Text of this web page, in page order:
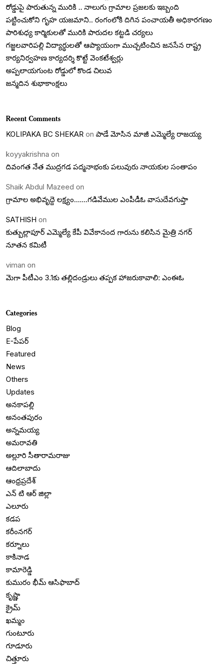
రోడ్డుపై పారుతున్న మురికి .. నాలుగు గ్రామాల ప్రజలకు ఇబ్బంది
పట్టించుకోని గృహ యజమాని.. రంగంలోకి దిగిన పంచాయతీ అధికారగణం
పారిశుధ్య కార్మికులతో మురికి పారుదల కట్టడి చర్యలు
గజ్జలవారిపల్లి విద్యార్థులతో ఆప్యాయంగా ముచ్చటించిన జనసేన రాష్ట్ర
కార్యనిర్వహణ కార్యదర్శి కొట్టే వెంకటేశ్వర్లు
అప్పలాయగుంట రోడ్డులో కొండ చిలువ
జన్మదిన శుభాకాంక్షలు
Recent Comments
KOLIPAKA BC SHEKAR on పాడే మోసిన మాజీ ఎమ్మెల్యే రాజయ్య
koyyakrishna on
దివంగత నేత ముద్రగడ పద్మనాభంకు పలువురు నాయకుల సంతాపం
Shaik Abdul Mazeed on
గ్రామాల అభివృద్దె లక్ష్యం…….గడివేముల ఎంపీడీఓ వాసుదేవగుప్తా
SATHISH on
కుత్బుల్లాపూర్ ఎమ్మెల్యే కేపీ వివేకానంద గారును కలిసిన మైత్రి నగర్
నూతన కమిటీ
viman on
మెగా పీటీఎం 3.1కు తల్లిదండ్రులు తప్పక హాజరుకావాలి: ఎంఈఓ
Categories
Blog
E-పేపర్
Featured
News
Others
Updates
అనకాపల్లి
అనంతపురం
అన్నమయ్య
అమరావతి
అల్లూరి సీతారామరాజు
ఆదిలాబాదు
ఆంధ్రప్రదేశ్
ఎన్ టి ఆర్ జిల్లా
ఎలూరు
కడప
కరీంనగర్
కర్నూలు
కాకినాడ
కామారెడ్డి
కుమురం భీమ్ ఆసిఫాబాద్
కృష్ణా
క్రైమ్
ఖమ్మం
గుంటూరు
గూడూరు
చిత్తూరు